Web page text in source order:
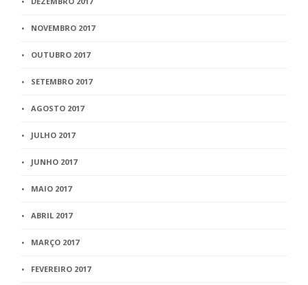
NOVEMBRO 2017
OUTUBRO 2017
SETEMBRO 2017
AGOSTO 2017
JULHO 2017
JUNHO 2017
MAIO 2017
ABRIL 2017
MARÇO 2017
FEVEREIRO 2017